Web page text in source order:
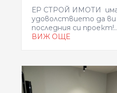
ЕР СТРОЙ ИМОТИ
удоволствието да
последния си
ВИЖ ОЩЕ